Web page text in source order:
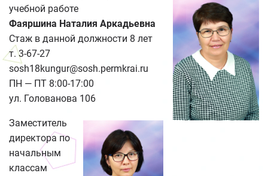
учебной работе
Фаяршина Наталия Аркадьевна
Стаж в данной должности 8 лет
т. 3-67-27
sosh18kungur@sosh.permkrai.ru
ПН — ПТ 8:00-17:00
ул. Голованова 106
Заместитель
директора по
начальным
классам